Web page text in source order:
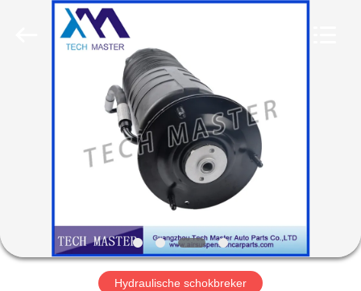
PRODUCTEN
OVER
ONS
Hydraulische schokbreker